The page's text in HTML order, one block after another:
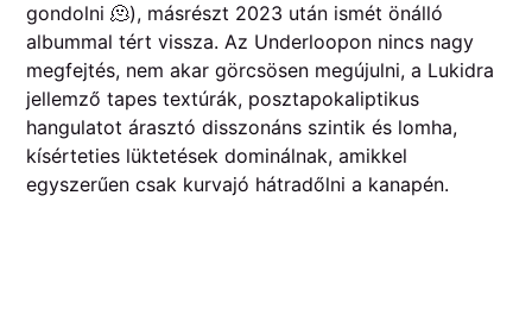
gondolni 🫠), másrészt 2023 után ismét önálló
albummal tért vissza. Az Underloopon nincs nagy
megfejtés, nem akar görcsösen megújulni, a Lukidra
jellemző tapes textúrák, posztapokaliptikus
hangulatot árasztó disszonáns szintik és lomha,
kísérteties lüktetések dominálnak, amikkel
egyszerűen csak kurvajó hátradőlni a kanapén.